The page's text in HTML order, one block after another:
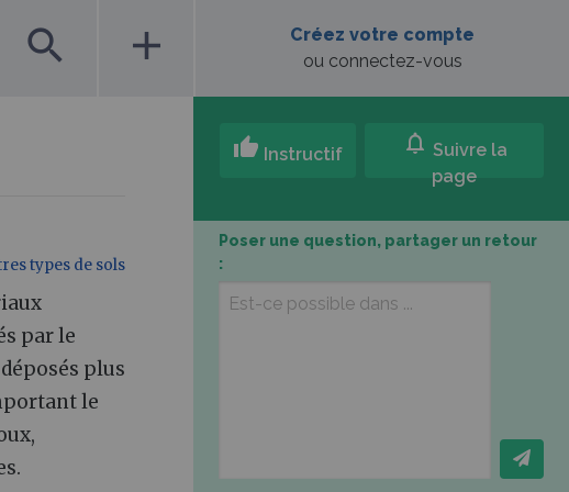
search add
Créez votre compte
ou connectez-vous
types de sols
par le
plus
le
thumb_up Instructif notifications Suivre la
page
Poser une question, partager un retour
: